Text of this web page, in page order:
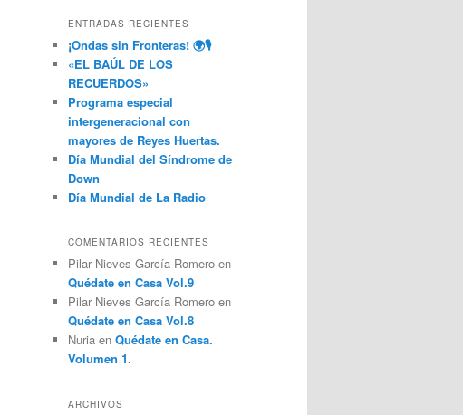
c
r
ENTRADAS RECIENTES
¡Ondas sin Fronteras! 🌍🎙️
«EL BAÚL DE LOS
RECUERDOS»
Programa especial
intergeneracional con
mayores de Reyes Huertas.
Día Mundial del Síndrome de
Down
Día Mundial de La Radio
COMENTARIOS RECIENTES
Pilar Nieves García Romero en
Quédate en Casa Vol.9
Pilar Nieves García Romero en
Quédate en Casa Vol.8
Nuria en Quédate en Casa.
Volumen 1.
ARCHIVOS